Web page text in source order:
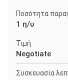
Ποσότητα
1 η/υ
Τιμή
Negotiate
Συσκευασία